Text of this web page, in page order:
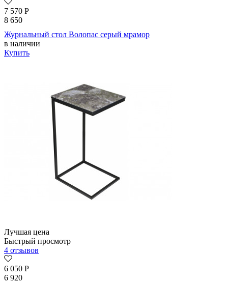
7 570 Р
8 650
Журнальный стол Волопас серый мрамор
в наличии
Купить
Лучшая цена
Быстрый просмотр
4 отзывов
6 050 Р
6 920